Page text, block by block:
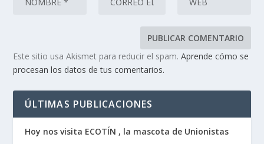
Este sitio usa Akismet para reducir el spam.Aprende cómo se
procesan los datos de tus comentarios.
ÚLTIMAS PUBLICACIONES
Hoy nos visita ECOTÍN , la mascota de Unionistas